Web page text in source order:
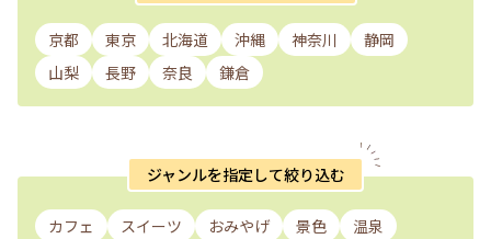
京都 東京 北海道 沖縄 神奈川
静岡
山梨
長野 奈良 鎌倉
ジャンルを指定して絞り込む
カフェ スイーツ おみやげ 景色
温泉